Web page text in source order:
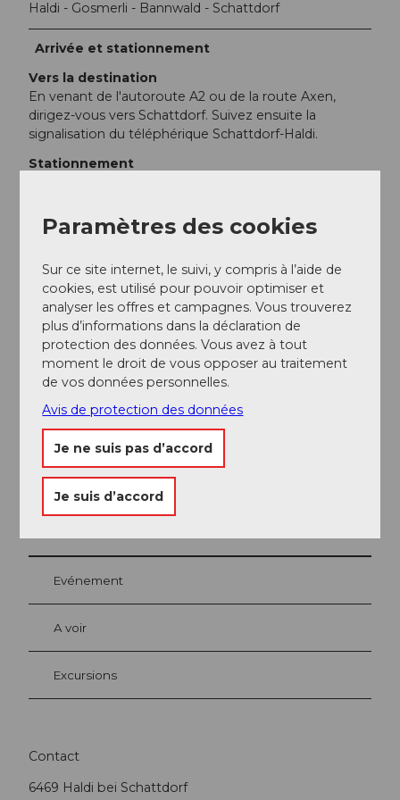
Haldi - Gosmerli - Bannwald - Schattdorf
Arrivée et stationnement
Vers la destination
En venant de l'autoroute A2 ou de la route Axen,
dirigez-vous vers Schattdorf. Suivez ensuite la
signalisation du téléphérique Schattdorf-Haldi.
Stationnement
Prenez le train jusqu'à la gare de Flüelen, puis changez
Descendez à l'arrêt de bus Schattdorf, Dorf.
Auteur(e)
Uri Tourismus AG
Organisation
Bikegenoss Zentralschweiz
A proximité
Evénement
A voir
Excursions
Contact
6469 Haldi bei Schattdorf
Paramètres des cookies
Sur ce site internet, le suivi, y compris à l’aide de
cookies, est utilisé pour pouvoir optimiser et
analyser les offres et campagnes. Vous trouverez
plus d’informations dans la déclaration de
protection des données. Vous avez à tout
moment le droit de vous opposer au traitement
de vos données personnelles.
Avis de protection des données
Je ne suis pas d’accord
Je suis d’accord